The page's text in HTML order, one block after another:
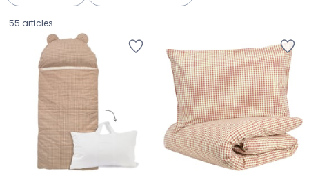
55 articles